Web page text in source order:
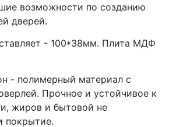
возможности по созданию
дверей.
- 100*38мм. Плита МДФ
- полимерный материал с
Прочное и устойчивое к
жиров и бытовой не
покрытие.